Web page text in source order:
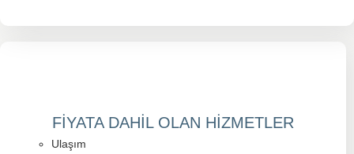
FİYATA DAHİL OLAN HİZMETLER
Ulaşım